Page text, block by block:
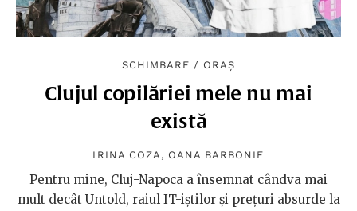
SCHIMBARE / ORAȘ
Clujul copilăriei mele nu mai
există
IRINA COZA , OANA BARBONIE
Pentru mine, Cluj-Napoca a însemnat cândva mai
mult decât Untold, raiul IT-iștilor și prețuri absurde la